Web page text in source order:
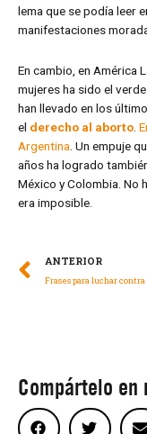
lema que se podía leer
manifestaciones
En cambio, en América
mujeres ha sido el
han llevado en los
el derecho al aborto
Argentina . Un empuje
años ha logrado
México y Colombia. No
era imposible.
ANTERIOR
Frases para luchar
Compártelo en